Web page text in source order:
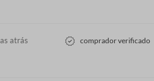
atrás comprador verificado